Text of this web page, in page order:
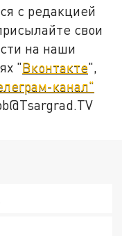
с редакцией
свои
на наши
"Вконтакте",
канал"